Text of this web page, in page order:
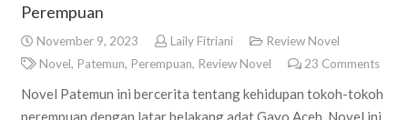
Perempuan
November 9, 2023 Laily Fitriani
Review Novel
Novel, Patemun, Perempuan, Review Novel 23 Comments
Novel Patemun ini bercerita tentang kehidupan tokoh-tokoh
perempuan dengan latar belakang adat Gayo Aceh. Novel ini